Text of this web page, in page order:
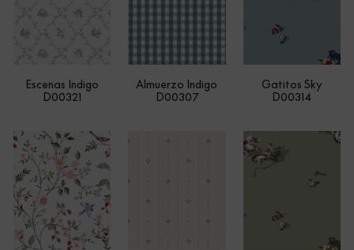
Escenas Indigo
D00321
Almuerzo Indigo
D00307
Gatitos Sky
D00314